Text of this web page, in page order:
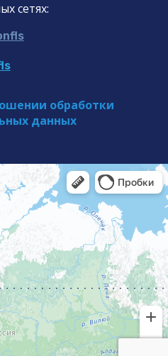
сетях:
обработки
данных